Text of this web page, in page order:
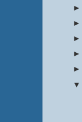
►
►
►
►
►
▼